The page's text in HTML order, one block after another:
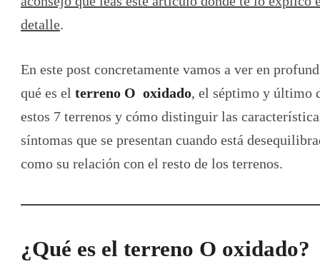
detalle.
En este post concretamente vamos a ver en
qué es el terreno O oxidado, el séptimo y último
estos 7 terrenos y cómo distinguir las
síntomas que se presentan cuando está
como su relación con el resto de los terrenos.
¿Qué es el terreno O oxidado?